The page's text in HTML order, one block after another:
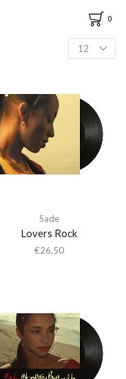
0
Sade
Lovers Rock
€26,50